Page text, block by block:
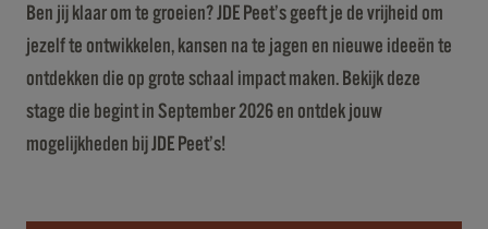
Ben jij klaar om te groeien? JDE Peet’s geeft je de vrijheid om
jezelf te ontwikkelen, kansen na te jagen en nieuwe ideeën te
ontdekken die op grote schaal impact maken. Bekijk deze
stage die begint in September 2026 en ontdek jouw
mogelijkheden bij JDE Peet’s!